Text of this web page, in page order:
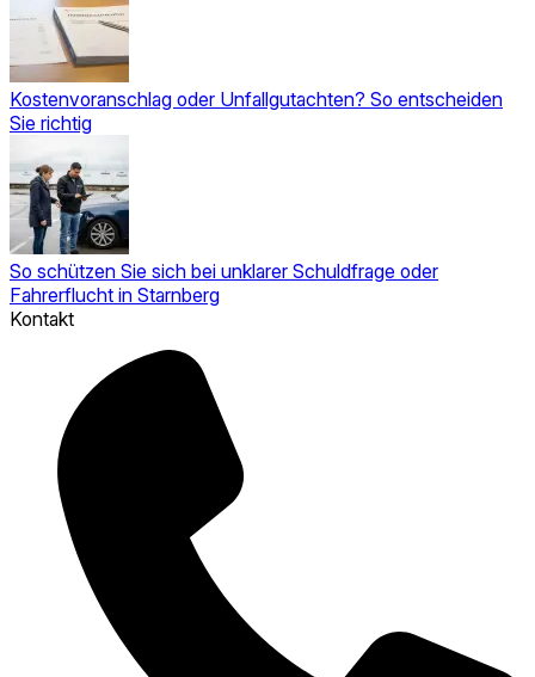
Kostenvoranschlag oder Unfallgutachten? So entscheiden
Sie richtig
So schützen Sie sich bei unklarer Schuldfrage oder
Fahrerflucht in Starnberg
Kontakt